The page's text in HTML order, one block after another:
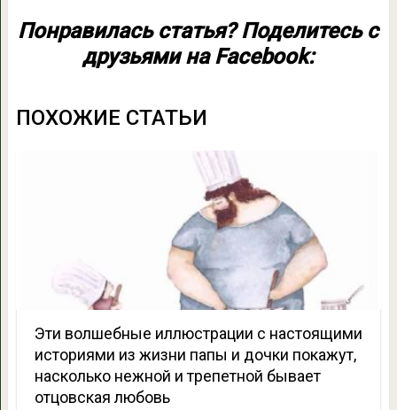
Понравилась статья? Поделитесь с
друзьями на Facebook:
ПОХОЖИЕ СТАТЬИ
Эти волшебные иллюстрации с настоящими
историями из жизни папы и дочки покажут,
насколько нежной и трепетной бывает
отцовская любовь